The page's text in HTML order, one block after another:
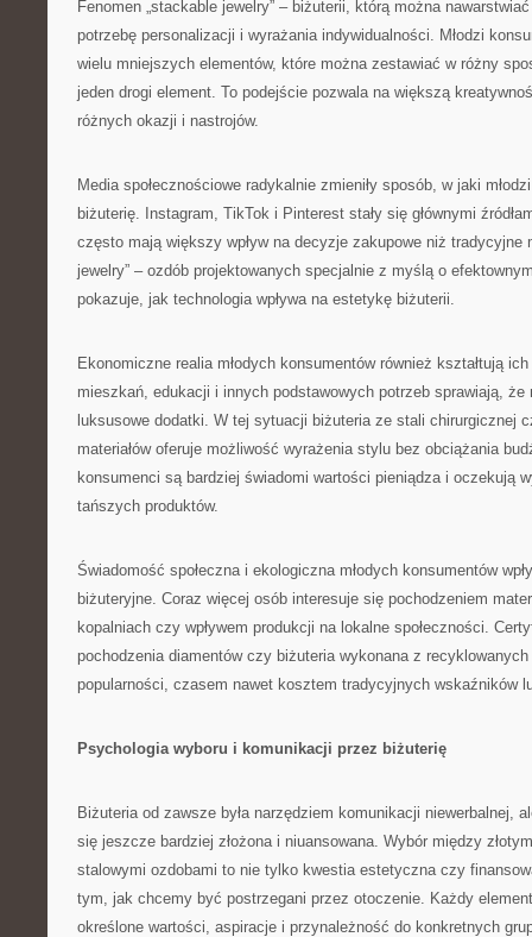
Fenomen „stackable jewelry” – biżuterii, którą można
potrzebę personalizacji i wyrażania indywidualności. Młodzi
wielu mniejszych elementów, które można zestawiać w różny
jeden drogi element. To podejście pozwala na większą
różnych okazji i nastrojów.
Media społecznościowe radykalnie zmieniły sposób, w jaki
biżuterię. Instagram, TikTok i Pinterest stały się głównymi
często mają większy wpływ na decyzje zakupowe niż tradycyjne
jewelry” – ozdób projektowanych specjalnie z myślą o
pokazuje, jak technologia wpływa na estetykę biżuterii.
Ekonomiczne realia młodych konsumentów również kształtują
mieszkań, edukacji i innych podstawowych potrzeb sprawiają,
luksusowe dodatki. W tej sytuacji biżuteria ze stali chirurgicznej
materiałów oferuje możliwość wyrażenia stylu bez obciążania
konsumenci są bardziej świadomi wartości pieniądza i oczekują
tańszych produktów.
Świadomość społeczna i ekologiczna młodych konsumentów
biżuteryjne. Coraz więcej osób interesuje się pochodzeniem
kopalniach czy wpływem produkcji na lokalne społeczności.
pochodzenia diamentów czy biżuteria wykonana z recyklowanych
popularności, czasem nawet kosztem tradycyjnych wskaźników
Psychologia wyboru i komunikacji przez biżuterię
Biżuteria od zawsze była narzędziem komunikacji niewerbalnej,
się jeszcze bardziej złożona i niuansowana. Wybór między
stalowymi ozdobami to nie tylko kwestia estetyczna czy
tym, jak chcemy być postrzegani przez otoczenie. Każdy
określone wartości, aspiracje i przynależność do konkretnych